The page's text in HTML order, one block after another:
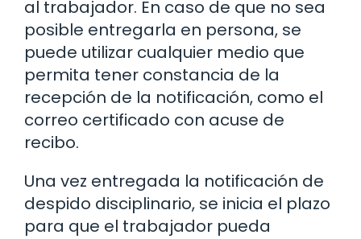
al trabajador. En caso de que no sea
posible entregarla en persona, se
puede utilizar cualquier medio que
permita tener constancia de la
recepción de la notificación, como el
correo certificado con acuse de
recibo.
Una vez entregada la notificación de
despido disciplinario, se inicia el plazo
para que el trabajador pueda